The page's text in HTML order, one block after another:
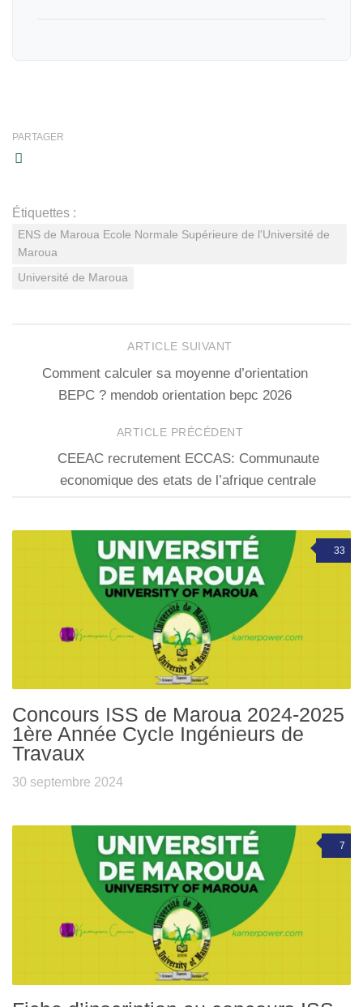
PARTAGER
Étiquettes :
ENS de Maroua Ecole Normale Supérieure de l'Université de
Maroua
Université de Maroua
ARTICLE SUIVANT
Comment calculer sa moyenne d’orientation
BEPC ? mendob orientation bepc 2026
ARTICLE PRÉCÉDENT
CEEAC recrutement ECCAS: Communaute
economique des etats de l’afrique centrale
33
Concours ISS de Maroua 2024-2025
1ère Année Cycle Ingénieurs de
Travaux
30 septembre 2024
7